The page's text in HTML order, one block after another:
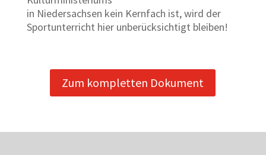
in Niedersachsen kein Kernfach ist, wird der
Sportunterricht hier unberücksichtigt bleiben!
Zum kompletten Dokument